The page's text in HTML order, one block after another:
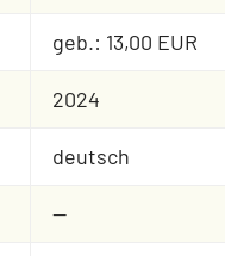
geb.: 13,00 EUR
2024
deutsch
--